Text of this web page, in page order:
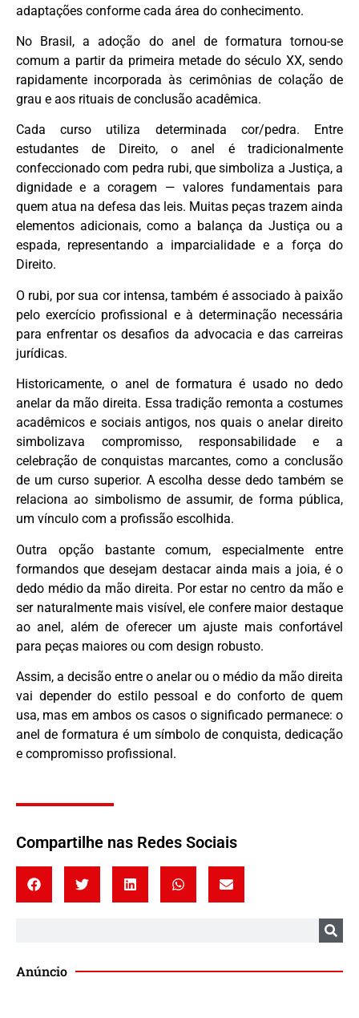
adaptações conforme cada área do conhecimento.
No Brasil, a adoção do anel de formatura tornou-se
comum a partir da primeira metade do século XX, sendo
rapidamente incorporada às cerimônias de colação de
grau e aos rituais de conclusão acadêmica.
Cada curso utiliza determinada cor/pedra. Entre
estudantes de Direito, o anel é tradicionalmente
confeccionado com pedra rubi, que simboliza a Justiça, a
dignidade e a coragem — valores fundamentais para
quem atua na defesa das leis. Muitas peças trazem ainda
elementos adicionais, como a balança da Justiça ou a
espada, representando a imparcialidade e a força do
Direito.
O rubi, por sua cor intensa, também é associado à paixão
pelo exercício profissional e à determinação necessária
para enfrentar os desafios da advocacia e das carreiras
jurídicas.
Historicamente, o anel de formatura é usado no dedo
anelar da mão direita. Essa tradição remonta a costumes
acadêmicos e sociais antigos, nos quais o anelar direito
simbolizava compromisso, responsabilidade e a
celebração de conquistas marcantes, como a conclusão
de um curso superior. A escolha desse dedo também se
relaciona ao simbolismo de assumir, de forma pública,
um vínculo com a profissão escolhida.
Outra opção bastante comum, especialmente entre
formandos que desejam destacar ainda mais a joia, é o
dedo médio da mão direita. Por estar no centro da mão e
ser naturalmente mais visível, ele confere maior destaque
ao anel, além de oferecer um ajuste mais confortável
para peças maiores ou com design robusto.
Assim, a decisão entre o anelar ou o médio da mão direita
vai depender do estilo pessoal e do conforto de quem
usa, mas em ambos os casos o significado permanece: o
anel de formatura é um símbolo de conquista, dedicação
e compromisso profissional.
Compartilhe nas Redes Sociais
Anúncio